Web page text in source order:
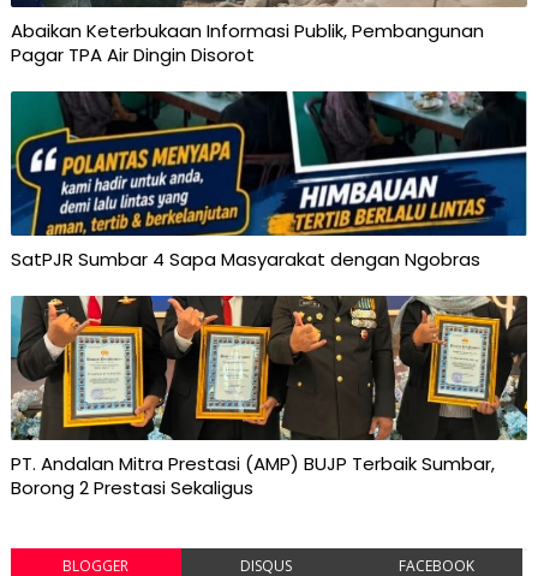
Abaikan Keterbukaan Informasi Publik, Pembangunan
Pagar TPA Air Dingin Disorot
SatPJR Sumbar 4 Sapa Masyarakat dengan Ngobras
PT. Andalan Mitra Prestasi (AMP) BUJP Terbaik Sumbar,
Borong 2 Prestasi Sekaligus
BLOGGER DISQUS FACEBOOK